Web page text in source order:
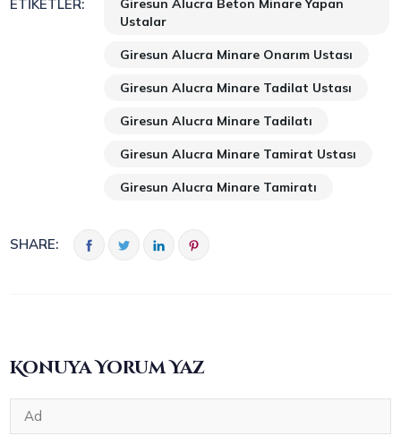
ETIKETLER:
Giresun Alucra Beton Minare Yapan
Ustalar
Giresun Alucra Minare Onarım Ustası
Giresun Alucra Minare Tadilat Ustası
Giresun Alucra Minare Tadilatı
Giresun Alucra Minare Tamirat Ustası
Giresun Alucra Minare Tamiratı
SHARE:
Konuya Yorum Yaz